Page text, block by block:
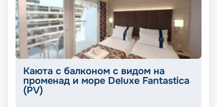
Каюта с балконом с видом на
променад и море Deluxe Fantastica
(PV)